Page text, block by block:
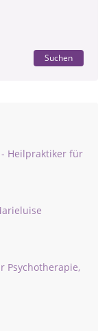
Suchen
- Heilpraktiker für
Psychotherapie,